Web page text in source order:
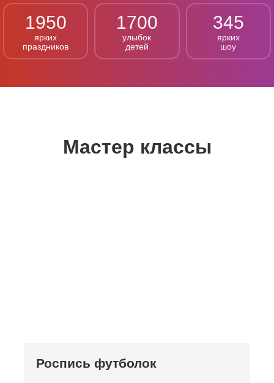
1950
ярких
праздников
1700
улыбок
детей
345
ярких
шоу
Мастер классы
Роспись футболок